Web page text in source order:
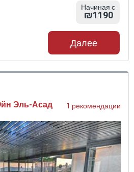
Начиная с
₪1190
Далее
Эль-Асад 1 рекомендации